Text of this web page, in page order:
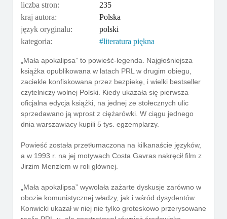
liczba stron:
235
kraj autora:
Polska
język oryginalu:
polski
kategoria:
literatura piękna
„Mała apokalipsa” to powieść-legenda. Najgłośniejsza
książka opublikowana w latach PRL w drugim obiegu,
zaciekle konfiskowana przez bezpiekę, i wielki bestseller
czytelniczy wolnej Polski. Kiedy ukazała się pierwsza
oficjalna edycja książki, na jednej ze stołecznych ulic
sprzedawano ją wprost z ciężarówki. W ciągu jednego
dnia warszawiacy kupili 5 tys. egzemplarzy.
Powieść została przetłumaczona na kilkanaście języków,
a w 1993 r. na jej motywach Costa Gavras nakręcił film z
Jirzim Menzlem w roli głównej.
„Mała apokalipsa” wywołała zażarte dyskusje zarówno w
obozie komunistycznej władzy, jak i wśród dysydentów.
Konwicki ukazał w niej nie tylko groteskowo przerysowane